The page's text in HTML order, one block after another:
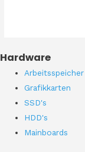
Hardware
Arbeitsspeicher
Grafikkarten
SSD's
HDD's
Mainboards